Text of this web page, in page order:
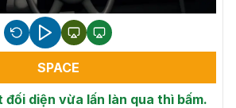
SPACE
diện vừa lấn làn qua thì bấm.